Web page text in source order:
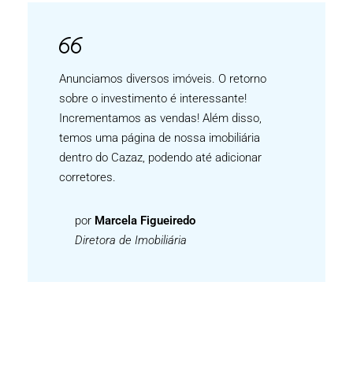
Anunciamos diversos imóveis. O retorno
sobre o investimento é interessante!
Incrementamos as vendas! Além disso,
temos uma página de nossa imobiliária
dentro do Cazaz, podendo até adicionar
corretores.
por Marcela Figueiredo
Diretora de Imobiliária